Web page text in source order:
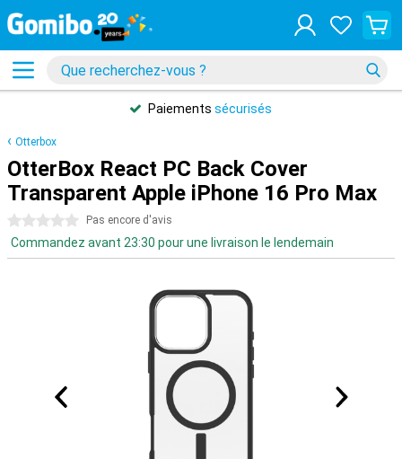
Paiements sécurisés
Otterbox
OtterBox React PC Back Cover
Transparent Apple iPhone 16 Pro Max
0 étoiles Pas encore d'avis
Commandez avant 23:30 pour une livraison le lendemain